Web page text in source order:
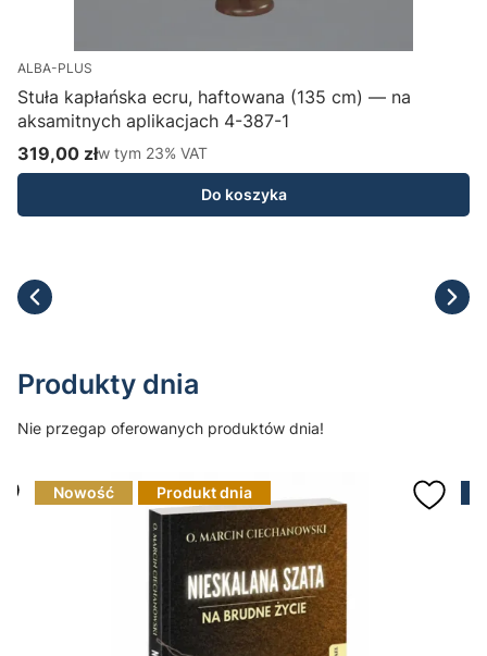
ALBA-PLUS
Stuła kapłańska ecru, haftowana (135 cm) — na
aksamitnych aplikacjach 4-387-1
Cena brutto
319,00 złw tym %s VAT
w tym 23% VAT
Do koszyka
Produkty dnia
Nie przegap oferowanych produktów dnia!
Nowość Produkt dnia